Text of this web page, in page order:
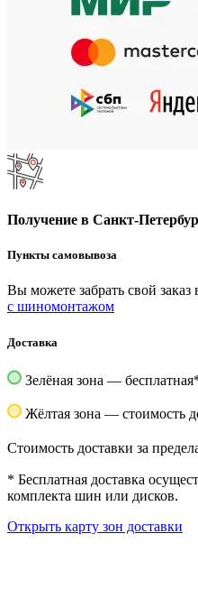
Получение в Санкт-
Пункты самовывоза
Вы можете забрать свой заказ
с шиномонтажом
Доставка
Зелёная зона — бесплатная
Жёлтая зона — стоимость
Стоимость доставки за
* Бесплатная доставка
комплекта шин или дисков.
Открыть карту зон доставки